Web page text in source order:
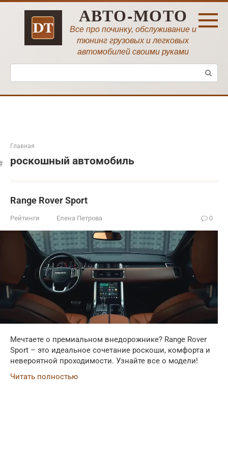
Перейти
АВТО-МОТО
Все про починку, обслуживание и
тюнинг грузовых и легковых
автомобилей своими руками
Поиск:
Главная
роскошный автомобиль
Range Rover Sport
Рейтинги Елена Петрова 0
Мечтаете о премиальном внедорожнике? Range Rover
Sport – это идеальное сочетание роскоши, комфорта и
невероятной проходимости. Узнайте все о модели!
Читать полностью